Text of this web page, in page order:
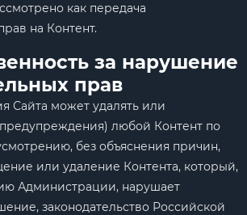
как передача
на Контент.
за нарушение
прав
Сайта может удалять или
любой Контент по
без объяснения причин,
или удаление Контента, который,
Администрации, нарушает
законодательство Российской